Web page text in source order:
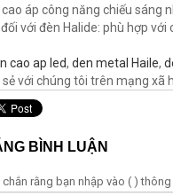
cao áp công năng chiếu sáng
với đèn Halide: phù hợp
cao ap led, den metal Haile,
sẻ với chúng tôi trên mạng xã
BÌNH LUẬN
chắn rằng bạn nhập vào ( )
sạn Bình An ở Đà
mẫu mã phong phú, đèn
tình,hòa nhã, cẩn thận và tỉ